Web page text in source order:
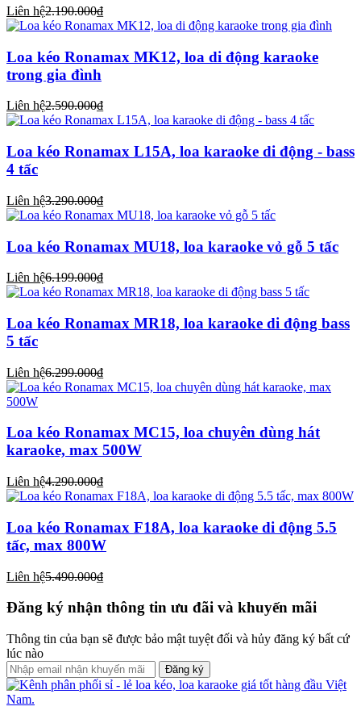
Liên hệ2.190.000₫
Loa kéo Ronamax MK12, loa di động karaoke
trong gia đình
Liên hệ2.590.000₫
Loa kéo Ronamax L15A, loa karaoke di động - bass
4 tấc
Liên hệ3.290.000₫
Loa kéo Ronamax MU18, loa karaoke vỏ gỗ 5 tấc
Liên hệ6.199.000₫
Loa kéo Ronamax MR18, loa karaoke di động bass
5 tấc
Liên hệ6.299.000₫
Loa kéo Ronamax MC15, loa chuyên dùng hát
karaoke, max 500W
Liên hệ4.290.000₫
Loa kéo Ronamax F18A, loa karaoke di động 5.5
tấc, max 800W
Liên hệ5.490.000₫
Đăng ký nhận thông tin ưu đãi và khuyến mãi
Thông tin của bạn sẽ được bảo mật tuyệt đối và hủy đăng ký bất cứ
lúc nào
Đăng ký